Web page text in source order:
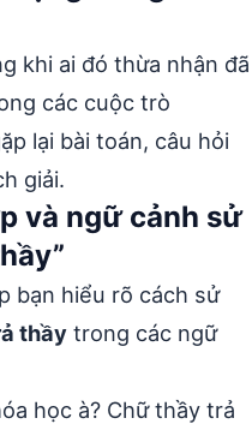
khi ai đó thừa nhận đã
các cuộc trò
lại bài toán, câu hỏi
giải.
và ngữ cảnh sử
bạn hiểu rõ cách sử
thầy trong các ngữ
học à? Chữ thầy trả